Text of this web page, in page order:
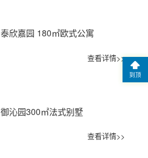
泰欣嘉园 180㎡欧式公寓
查看详情>>
御沁园300㎡法式别墅
查看详情>>
到顶